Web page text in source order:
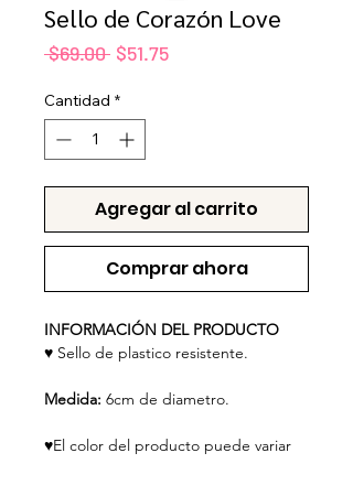
Sello de Corazón Love
$69.00 Precio
$51.75Precio
Cantidad *
Agregar al carrito
Comprar ahora
INFORMACIÓN DEL PRODUCTO
♥ Sello de plastico resistente.
Medida: 6cm de diametro.
♥El color del producto puede variar